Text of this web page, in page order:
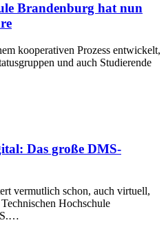
Brandenburg hat nun
kooperativen Prozess entwickelt,
und auch Studierende
Das große DMS-
vermutlich schon, auch virtuell,
Hochschule